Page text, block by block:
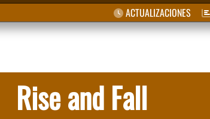
ACTUALIZACIONES
Rise and Fall